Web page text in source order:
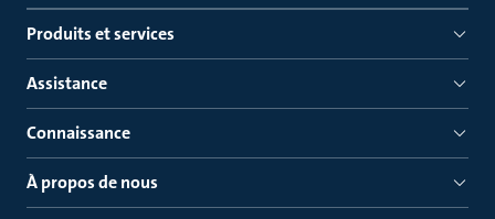
Produits et services
Assistance
Connaissance
À propos de nous